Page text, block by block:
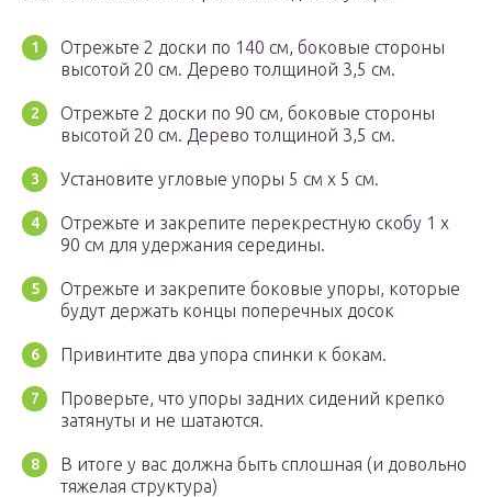
Отрежьте 2 доски по 140 см, боковые стороны
высотой 20 см. Дерево толщиной 3,5 см.
Отрежьте 2 доски по 90 см, боковые стороны
высотой 20 см. Дерево толщиной 3,5 см.
Установите угловые упоры 5 см х 5 см.
Отрежьте и закрепите перекрестную скобу 1 x
90 см для удержания середины.
Отрежьте и закрепите боковые упоры, которые
будут держать концы поперечных досок
Привинтите два упора спинки к бокам.
Проверьте, что упоры задних сидений крепко
затянуты и не шатаются.
В итоге у вас должна быть сплошная (и довольно
тяжелая структура)